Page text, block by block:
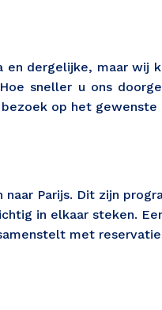
en dergelijke, maar wij
sneller u ons
op het gewenste
Parijs. Dit zijn
in elkaar steken.
met